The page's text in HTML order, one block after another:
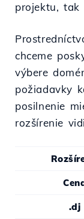
projektu, tak
chceme
výbere
požiadavky
posilnenie
rozšírenie
.dj